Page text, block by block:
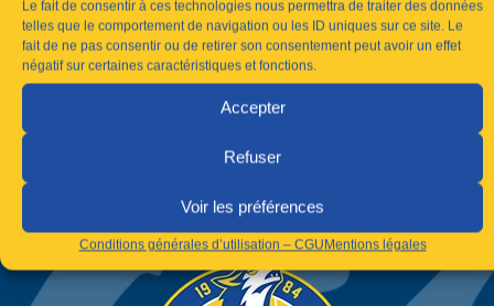
Le fait de consentir à ces technologies nous permettra de traiter des données
telles que le comportement de navigation ou les ID uniques sur ce site. Le
fait de ne pas consentir ou de retirer son consentement peut avoir un effet
négatif sur certaines caractéristiques et fonctions.
Accepter
Refuser
Voir les préférences
Conditions générales d’utilisation – CGUMentions légales